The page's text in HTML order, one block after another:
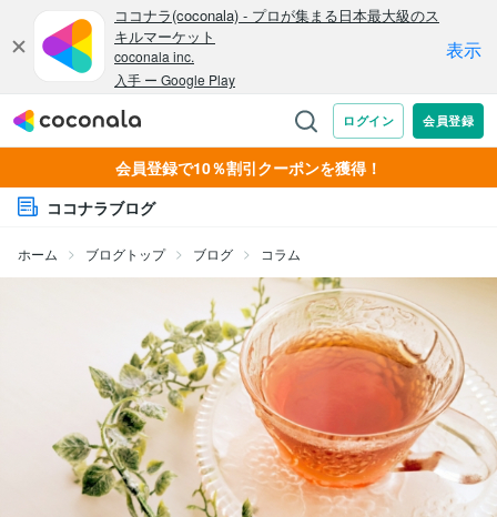
会員登録で10％割引クーポンを獲得！
ココナラブログ
ホーム ブログトップ ブログ コラム